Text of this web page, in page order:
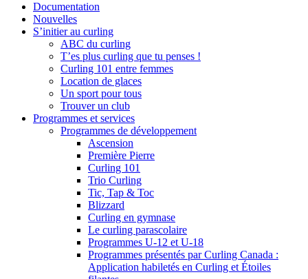
Documentation
Nouvelles
S’initier au curling
ABC du curling
T’es plus curling que tu penses !
Curling 101 entre femmes
Location de glaces
Un sport pour tous
Trouver un club
Programmes et services
Programmes de développement
Ascension
Première Pierre
Curling 101
Trio Curling
Tic, Tap & Toc
Blizzard
Curling en gymnase
Le curling parascolaire
Programmes U-12 et U-18
Programmes présentés par Curling Canada :
Application habiletés en Curling et Étoiles